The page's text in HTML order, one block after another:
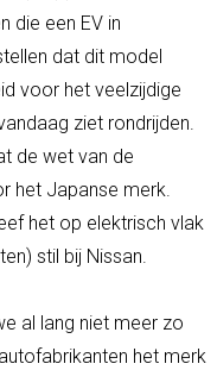
die een EV in
dat dit model
voor het veelzijdige
ziet rondrijden.
de wet van de
het Japanse merk.
het op elektrisch vlak
stil bij Nissan.
al lang niet meer zo
het merk